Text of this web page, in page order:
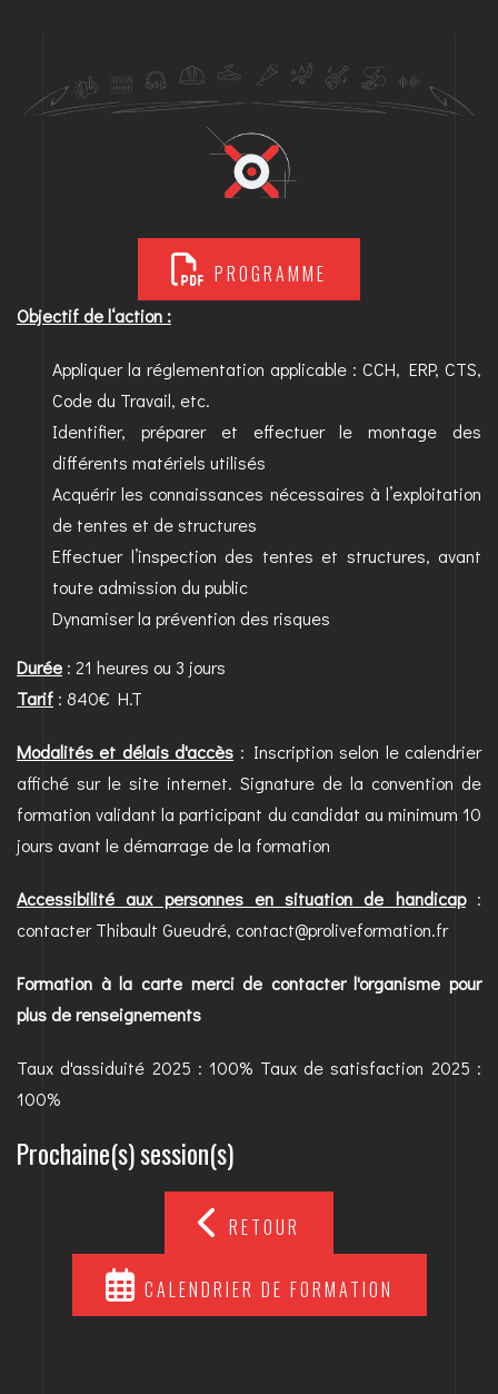
PROGRAMME
Objectif de l‘action :
Appliquer la réglementation applicable : CCH, ERP, CTS,
Code du Travail, etc.
Identifier, préparer et effectuer le montage des
différents matériels utilisés
Acquérir les connaissances nécessaires à l’exploitation
de tentes et de structures
Effectuer l’inspection des tentes et structures, avant
toute admission du public
Dynamiser la prévention des risques
Durée : 21 heures ou 3 jours
Tarif : 840€ H.T
Modalités et délais d'accès : Inscription selon le calendrier
affiché sur le site internet. Signature de la convention de
formation validant la participant du candidat au minimum 10
jours avant le démarrage de la formation
Accessibilité aux personnes en situation de handicap:
contacter Thibault Gueudré, contact@proliveformation.fr
Formation à la carte merci de contacter l'organisme pour
plus de renseignements
Taux d'assiduité 2025 : 100% Taux de satisfaction 2025 :
100%
Prochaine(s) session(s)
RETOUR
CALENDRIER DE FORMATION